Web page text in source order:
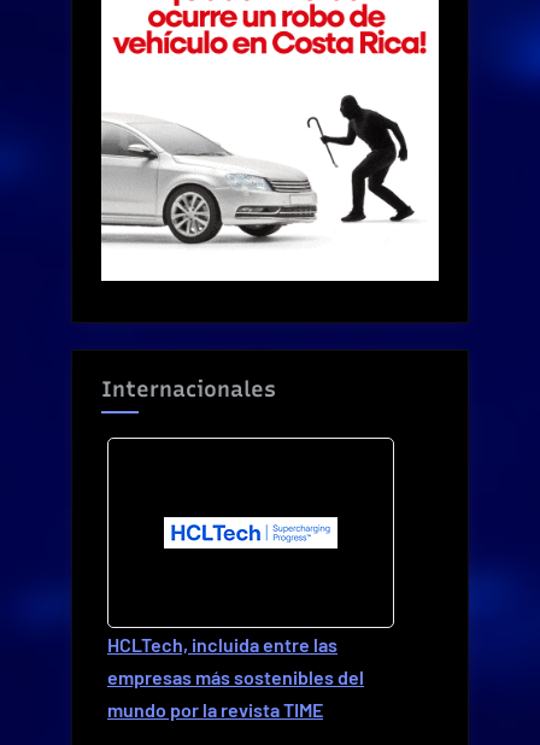
Internacionales
HCLTech, incluida entre las
empresas más sostenibles del
mundo por la revista TIME